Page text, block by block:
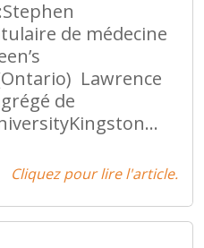
de médecine
Lawrence
de
Cliquez pour lire l'article.